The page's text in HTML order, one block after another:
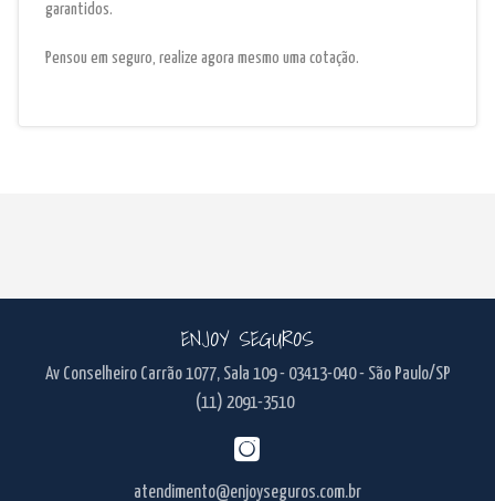
garantidos.
Pensou em seguro, realize agora mesmo uma cotação.
ENJOY SEGUROS
Av Conselheiro Carrão 1077, Sala 109 - 03413-040 - São Paulo/SP
(11) 2091-3510
atendimento@enjoyseguros.com.br